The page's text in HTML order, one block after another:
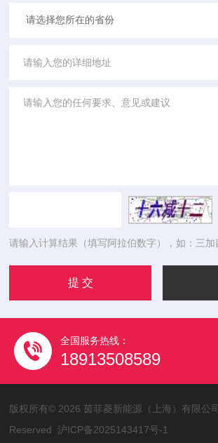
请输入计算结果（填写阿拉伯数字），如：三加
全国服务热线：
18913508589
版权所有© 2026 茵菲菱新能源（上海）有限公
Reserved沪ICP备2025143417号-1